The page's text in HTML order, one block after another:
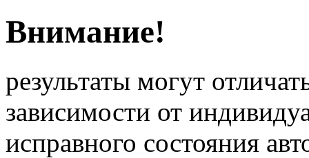
Внимание!
результаты могут
зависимости от
исправного состояния